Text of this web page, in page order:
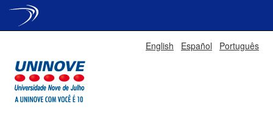
English Español Português